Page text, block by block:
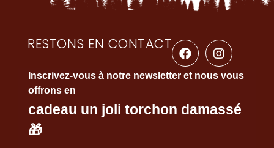
RESTONS EN CONTACT
Inscrivez-vous à notre newsletter et nous vous
offrons en
cadeau un joli torchon damassé
🎁